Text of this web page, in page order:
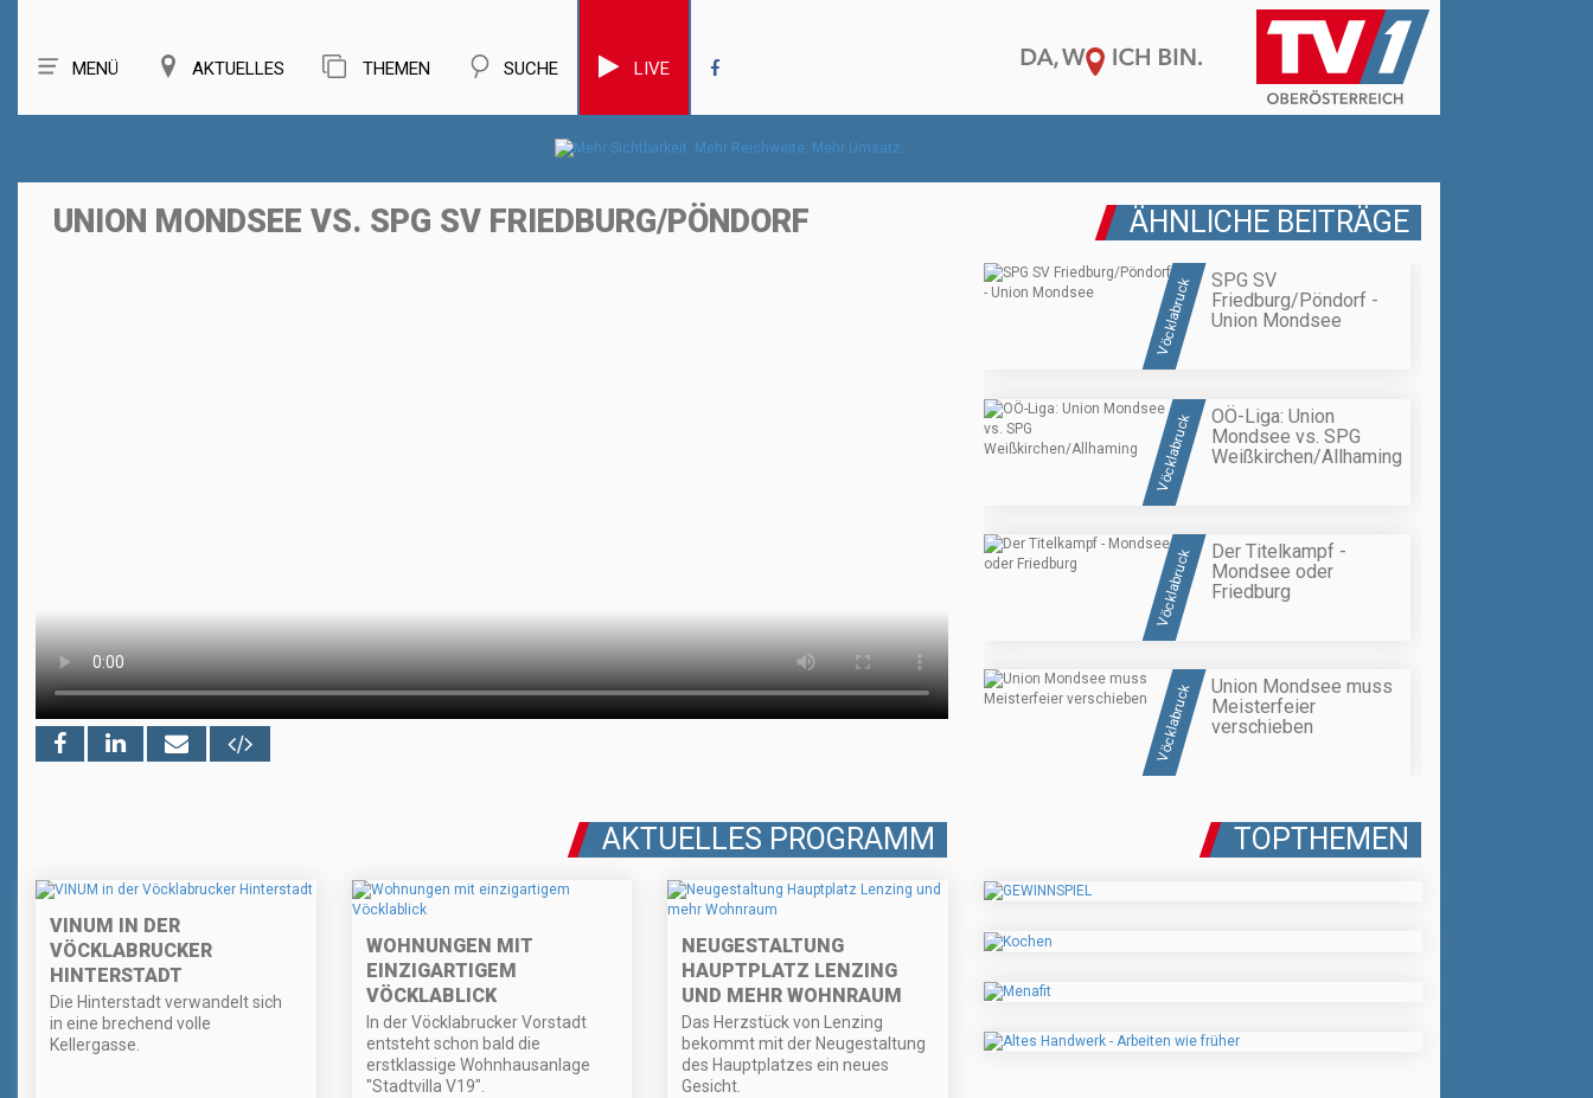
MENÜ AKTUELLES THEMEN SUCHE LIVE
UNION MONDSEE VS. SPG SV FRIEDBURG/PÖNDORF ÄHNLICHE BEITRÄGE
Vöcklabruck
SPG SV
Friedburg/Pöndorf -
Union Mondsee
Vöcklabruck
OÖ-Liga: Union
Mondsee vs. SPG
Weißkirchen/Allhaming
Vöcklabruck
Der Titelkampf -
Mondsee oder
Friedburg
Vöcklabruck
Union Mondsee muss
Meisterfeier
verschieben
AKTUELLES PROGRAMM
VINUM IN DER
VÖCKLABRUCKER
HINTERSTADT
Die Hinterstadt verwandelt sich
in eine brechend volle
Kellergasse.
WOHNUNGEN MIT
EINZIGARTIGEM
VÖCKLABLICK
In der Vöcklabrucker Vorstadt
entsteht schon bald die
erstklassige Wohnhausanlage
"Stadtvilla V19".
NEUGESTALTUNG
HAUPTPLATZ LENZING
UND MEHR WOHNRAUM
Das Herzstück von Lenzing
bekommt mit der Neugestaltung
des Hauptplatzes ein neues
Gesicht.
TOPTHEMEN